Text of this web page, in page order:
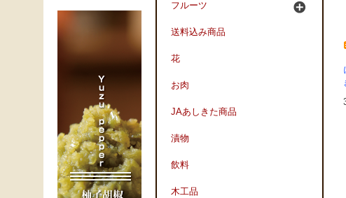
フルーツ
送料込み商品
花
お肉
JAあしきた商品
漬物
飲料
木工品